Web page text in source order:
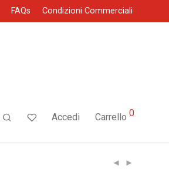
FAQs Condizioni Commerciali
Accedi Carrello 0